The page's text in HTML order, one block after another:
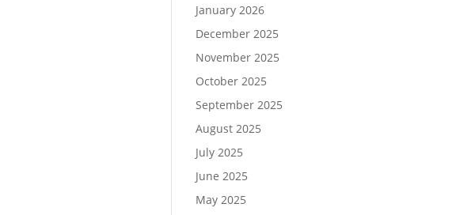
January 2026
December 2025
November 2025
October 2025
September 2025
August 2025
July 2025
June 2025
May 2025